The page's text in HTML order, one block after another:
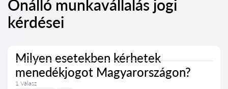
Önálló munkavállalás jogi
kérdései
Milyen esetekben kérhetek
menedékjogot Magyarországon?
1 Válasz